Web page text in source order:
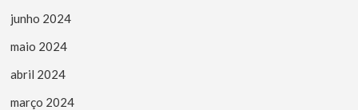
junho 2024
maio 2024
abril 2024
março 2024